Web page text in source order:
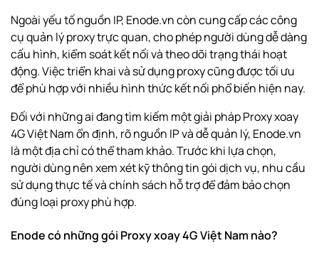
Ngoài yếu tố nguồn IP, Enode.vn còn cung cấp các công
cụ quản lý proxy trực quan, cho phép người dùng dễ dàng
cấu hình, kiểm soát kết nối và theo dõi trạng thái hoạt
động. Việc triển khai và sử dụng proxy cũng được tối ưu
để phù hợp với nhiều hình thức kết nối phổ biến hiện nay.
Đối với những ai đang tìm kiếm một giải pháp Proxy xoay
4G Việt Nam ổn định, rõ nguồn IP và dễ quản lý, Enode.vn
là một địa chỉ có thể tham khảo. Trước khi lựa chọn,
người dùng nên xem xét kỹ thông tin gói dịch vụ, nhu cầu
sử dụng thực tế và chính sách hỗ trợ để đảm bảo chọn
đúng loại proxy phù hợp.
Enode có những gói Proxy xoay 4G Việt Nam nào?